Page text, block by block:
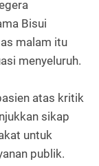
Bisui
malam itu
menyeluruh.
atas kritik
sikap
untuk
publik.